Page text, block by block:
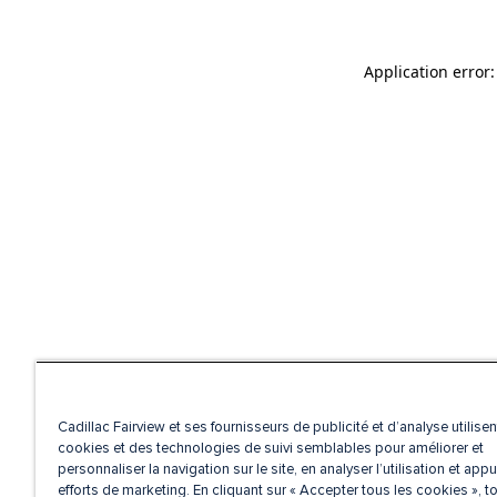
Application
Cadillac Fairview et ses fournisseurs de publicité et d’analyse
cookies et des technologies de suivi semblables pour améliorer et
personnaliser la navigation sur le site, en analyser l’utilisation et
efforts de marketing. En cliquant sur « Accepter tous les cookies »,